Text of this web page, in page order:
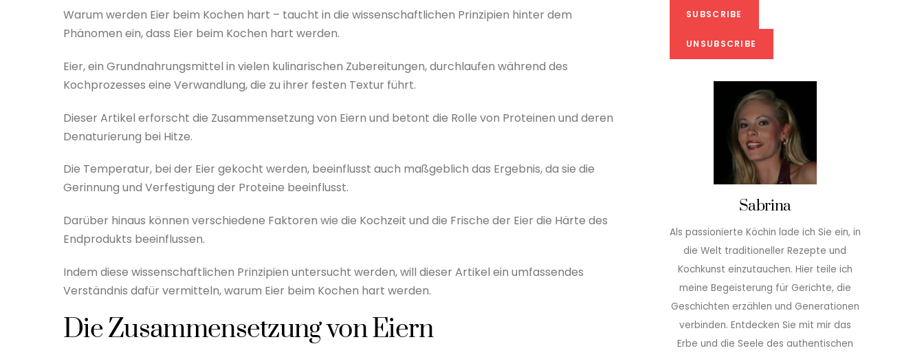
Warum werden Eier beim Kochen hart – taucht in die wissenschaftlichen Prinzipien hinter dem
Phänomen ein, dass Eier beim Kochen hart werden.
Eier, ein Grundnahrungsmittel in vielen kulinarischen Zubereitungen, durchlaufen während des
Kochprozesses eine Verwandlung, die zu ihrer festen Textur führt.
Dieser Artikel erforscht die Zusammensetzung von Eiern und betont die Rolle von Proteinen und deren
Denaturierung bei Hitze.
Die Temperatur, bei der Eier gekocht werden, beeinflusst auch maßgeblich das Ergebnis, da sie die
Gerinnung und Verfestigung der Proteine beeinflusst.
Darüber hinaus können verschiedene Faktoren wie die Kochzeit und die Frische der Eier die Härte des
Endprodukts beeinflussen.
Indem diese wissenschaftlichen Prinzipien untersucht werden, will dieser Artikel ein umfassendes
Verständnis dafür vermitteln, warum Eier beim Kochen hart werden.
Die Zusammensetzung von Eiern
Sabrina
Als passionierte Köchin lade ich Sie ein, in
die Welt traditioneller Rezepte und
Kochkunst einzutauchen. Hier teile ich
meine Begeisterung für Gerichte, die
Geschichten erzählen und Generationen
verbinden. Entdecken Sie mit mir das
Erbe und die Seele des authentischen